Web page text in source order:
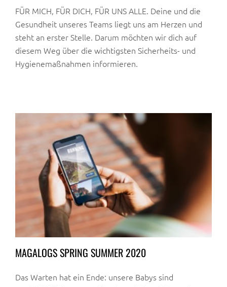
FÜR MICH, FÜR DICH, FÜR UNS ALLE. Deine und die
Gesundheit unseres Teams liegt uns am Herzen und
steht an erster Stelle. Darum möchten wir dich auf
diesem Weg über die wichtigsten Sicherheits- und
Hygienemaßnahmen informieren.
MAGALOGS SPRING SUMMER 2020
Das Warten hat ein Ende: unsere Babys sind